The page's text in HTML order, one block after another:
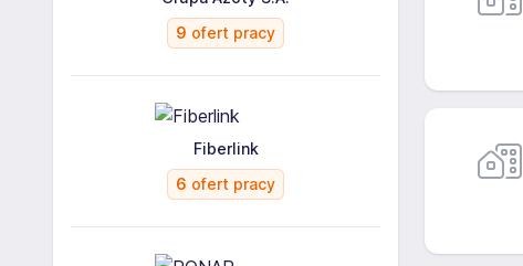
9 ofert pracy
Fiberlink
6 ofert pracy